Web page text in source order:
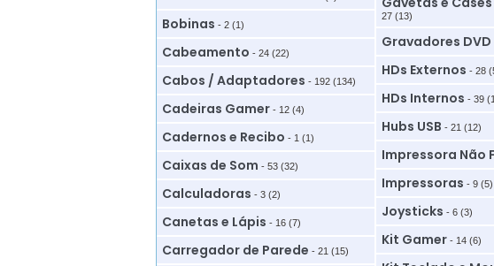
Bobinas - 2 (1)
Cabeamento - 24 (22)
Cabos / Adaptadores - 192 (134)
Cadeiras Gamer- 12 (4)
Cadernos e Recibo - 1 (1)
Caixas de Som - 53 (32)
Calculadoras - 3 (2)
Canetas e Lápis - 16 (7)
Carregador de Parede - 21 (15)
27 (13)
Gravadores DVD
HDs Externos - 28
HDs Internos - 39
Hubs USB - 21 (12)
Impressora Não
Impressoras - 9 (5)
Joysticks - 6 (3)
Kit Gamer- 14 (6)